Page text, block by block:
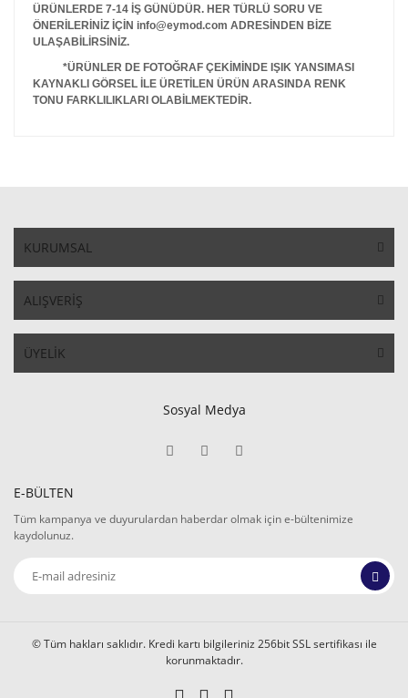
ÜRÜNLERDE 7-14 İŞ GÜNÜDÜR. HER TÜRLÜ SORU VE
ÖNERİLERİNİZ İÇİN info@eymod.com ADRESİNDEN BİZE
ULAŞABİLİRSİNİZ.
*ÜRÜNLER DE FOTOĞRAF ÇEKİMİNDE IŞIK YANSIMASI
KAYNAKLI GÖRSEL İLE ÜRETİLEN ÜRÜN ARASINDA RENK
TONU FARKLILIKLARI OLABİLMEKTEDİR.
KURUMSAL
ALIŞVERİŞ
ÜYELİK
Sosyal Medya
E-BÜLTEN
Tüm kampanya ve duyurulardan haberdar olmak için e-bültenimize
kaydolunuz.
© Tüm hakları saklıdır. Kredi kartı bilgileriniz 256bit SSL sertifikası ile
korunmaktadır.